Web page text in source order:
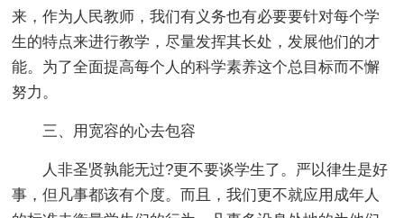
来，作为人民教师，我们有义务也有必要要针对每个学
生的特点来进行教学，尽量发挥其长处，发展他们的才
能。为了全面提高每个人的科学素养这个总目标而不懈
努力。
三、用宽容的心去包容
人非圣贤孰能无过?更不要谈学生了。严以律生是好
事，但凡事都该有个度。而且，我们更不就应用成年人